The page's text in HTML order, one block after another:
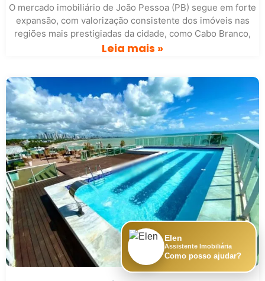
O mercado imobiliário de João Pessoa (PB) segue em forte
expansão, com valorização consistente dos imóveis nas
regiões mais prestigiadas da cidade, como Cabo Branco,
Leia mais »
Elen
Assistente Imobiliária
Como posso ajudar?